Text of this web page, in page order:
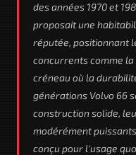
des années 1970 et
proposait une
réputée, positionnant
concurrents comme la
créneau où la
générations Volvo 66
construction solide,
modérément
conçu pour l'usage